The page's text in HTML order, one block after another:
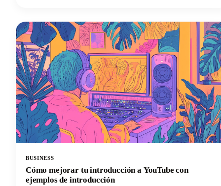
BUSINESS
Cómo mejorar tu introducción a YouTube con
ejemplos de introducción